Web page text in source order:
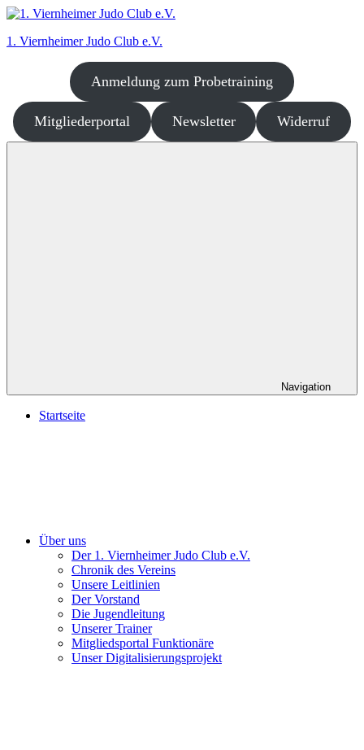
Zum
springen
1. Viernheimer Judo Club e.V.
dort
wo
es
Anmeldung zum Probetraining
Mitgliederportal Newsletter Widerruf
Navigation
Startseite
Über uns
Der 1. Viernheimer Judo Club e.V.
Chronik des Vereins
Unsere Leitlinien
Der Vorstand
Die Jugendleitung
Unserer Trainer
Mitgliedsportal Funktionäre
Unser Digitalisierungsprojekt